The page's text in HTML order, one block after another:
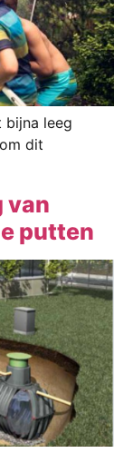
bijna leeg
dit
van
putten